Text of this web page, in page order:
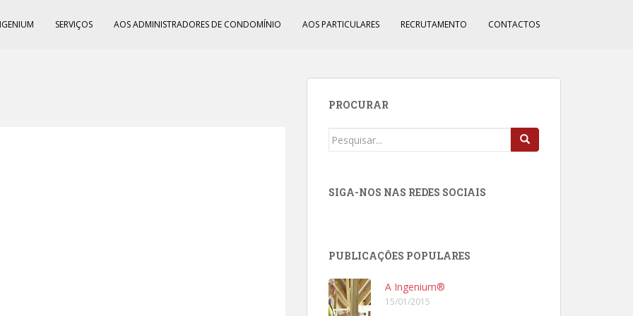
SERVIÇOS AOS ADMINISTRADORES DE CONDOMÍNIO AOS PARTICULARES RECRUTAMENTO CONTACTOS
PROCURAR
Procurar
SIGA-NOS NAS REDES SOCIAIS
PUBLICAÇÕES POPULARES
A Ingenium®
15/01/2015